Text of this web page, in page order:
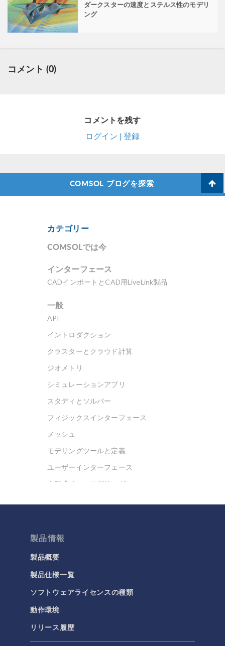
ダークスターの速度とステルス性のモデリ
ング
コメント (0)
コメントを残す
ログイン | 登録
COMSOL ブログを探索
カテゴリー
COMSOLでは今
インターフェース
CADインポートとCAD用LiveLink製品
一般
API
イントロダクション
クラスターとクラウド計算
ジオメトリ
シミュレーションアプリ
スタディとソルバー
フィジックスインターフェース
メッシュ
モデリングツールと定義
ユーザーインターフェース
方程式ベースモデリング
結果と可視化
今日の科学
化学
バッテリデザイン
化学反応工学
燃料電池＆電解槽
腐食＆防食
製品情報
製品概要
製品仕様一覧
ソフトウェアライセンスの種類
動作環境
リリース履歴